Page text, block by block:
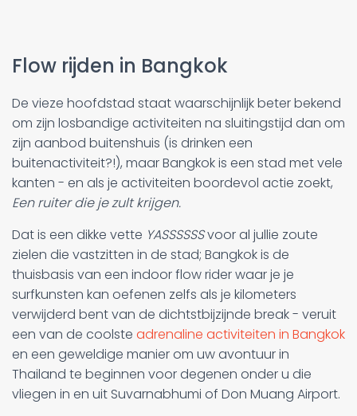
Flow rijden in Bangkok
De vieze hoofdstad staat waarschijnlijk beter bekend
om zijn losbandige activiteiten na sluitingstijd dan om
zijn aanbod buitenshuis (is drinken een
buitenactiviteit?!), maar Bangkok is een stad met vele
kanten - en als je activiteiten boordevol actie zoekt,
Een ruiter die je zult krijgen.
Dat is een dikke vette YASSSSSSvoor al jullie zoute
zielen die vastzitten in de stad; Bangkok is de
thuisbasis van een indoor flow rider waar je je
surfkunsten kan oefenen zelfs als je kilometers
verwijderd bent van de dichtstbijzijnde break - veruit
een van de coolste adrenaline activiteiten in Bangkok
en een geweldige manier om uw avontuur in
Thailand te beginnen voor degenen onder u die
vliegen in en uit Suvarnabhumi of Don Muang Airport.